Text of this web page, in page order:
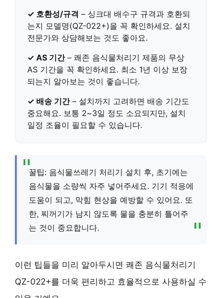
✓ 호환성/규격 – 싱크대 배수구 규격과 호환되
는지 모델명(QZ-022+)을 꼭 확인하세요. 설치
전문가와 상담해보는 것도 좋아요.
✓ AS 기간– 쾌존 음식물처리기 제품의 무상
AS 기간을 꼭 확인하세요. 최소 1년 이상 보장
되는지 알아보는 것이 좋습니다.
✓ 배송 기간– 설치까지 고려하면 배송 기간도
중요해요. 보통 2~3일 정도 소요되지만, 설치
일정 조율이 필요할 수 있습니다.
꿀팁: 음식물쓰레기 처리기 설치 후, 초기에는
음식물을 소량씩 자주 넣어주세요. 기기 적응에
도움이 되고, 막힘 현상을 예방할 수 있어요. 또
한, 찌꺼기가 남지 않도록 물을 충분히 틀어주
는 것이 중요합니다.
이런 팁들을 미리 알아두시면 쾌존 음식물처리기
QZ-022+를 더욱 편리하고 효율적으로 사용하실 수